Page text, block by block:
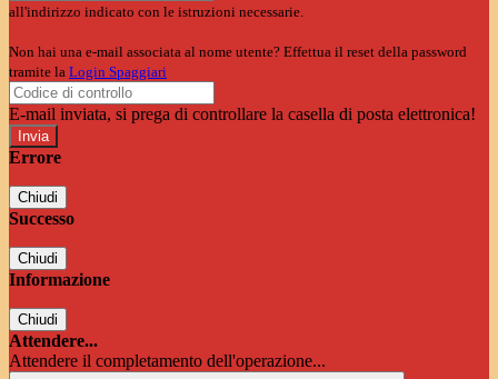
all'indirizzo indicato con le istruzioni necessarie.
Non hai una e-mail associata al nome utente? Effettua il reset della password
tramite la Login Spaggiari
E-mail inviata, si prega di controllare la casella di posta elettronica!
Errore
Chiudi
Successo
Chiudi
Informazione
Chiudi
Attendere...
Attendere il completamento dell'operazione...